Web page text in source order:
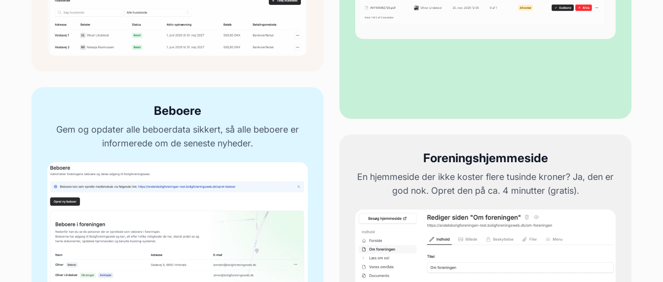
Beboere
Gem og opdater alle beboerdata sikkert, så alle beboere er
informerede om de seneste nyheder.
Foreningshjemmeside
En hjemmeside der ikke koster flere tusinde kroner? Ja, den er
god nok. Opret den på ca. 4 minutter (gratis).